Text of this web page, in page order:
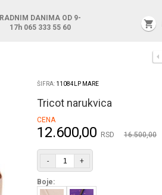
RADNIM DANIMA OD 9-
17h 065 333 55 60 shopping_cart
ŠIFRA: 11084LP MARE
Tricot narukvica
CENA
12.600,00 RSD 16.500,00
- +
Boje: